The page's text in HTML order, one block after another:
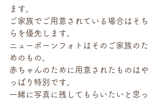
ます。
ご家族でご用意されている場合はそち
らを優先します。
ニューボーンフォトはそのご家族のた
めのもの。
赤ちゃんのために用意されたものはや
っぱり特別です。
一緒に写真に残してもらいたいと思っ